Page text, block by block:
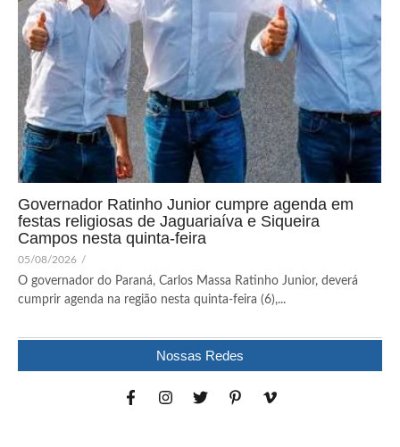
Governador Ratinho Junior cumpre agenda em
festas religiosas de Jaguariaíva e Siqueira
Campos nesta quinta-feira
05/08/2026 /
O governador do Paraná, Carlos Massa Ratinho Junior, deverá
cumprir agenda na região nesta quinta-feira (6),...
Nossas Redes